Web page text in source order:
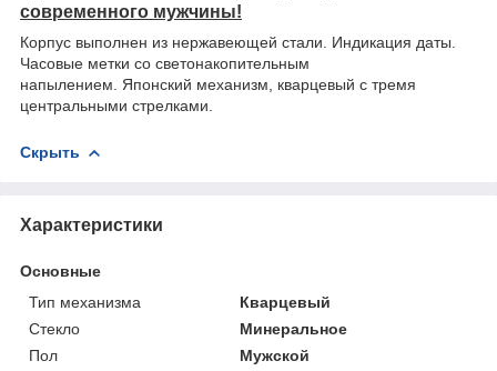
современного мужчины!
Корпус выполнен из нержавеющей стали. Индикация даты.
Часовые метки со светонакопительным
напылением
Японский механизм, кварцевый с тремя
центральными стрелками.
Скрыть
Характеристики
Основные
Тип механизма
Кварцевый
Стекло
Минеральное
Пол
Мужской